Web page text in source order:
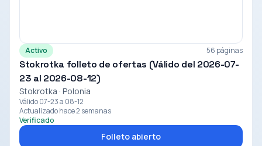
Activo 56 páginas
Stokrotka folleto de ofertas (Válido del 2026-07-
23 al 2026-08-12)
Stokrotka · Polonia
Válido 07-23 a 08-12
Actualizado hace 2 semanas
Verificado
Folleto abierto